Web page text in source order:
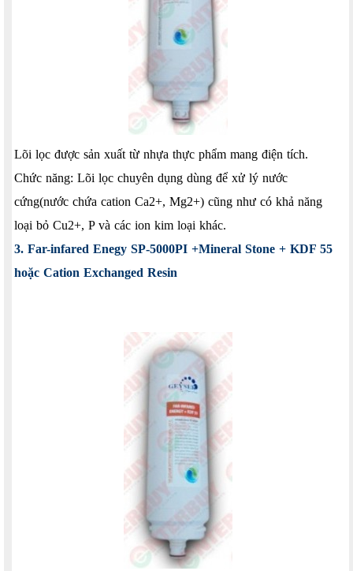
Lõi lọc được sản xuất từ nhựa thực phẩm mang điện tích.
Chức năng: Lõi lọc chuyên dụng dùng để xử lý nước
cứng(nước chứa cation Ca2+, Mg2+) cũng như có khả năng
loại bỏ Cu2+, P và các ion kim loại khác.
3. Far-infared Enegy SP-5000PI +Mineral Stone + KDF 55
hoặc Cation Exchanged Resin